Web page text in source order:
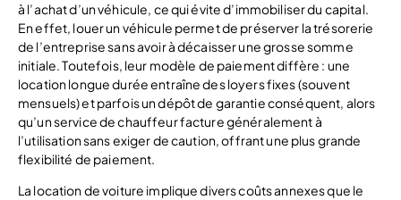
à l’achat d’un véhicule, ce qui évite d’immobiliser du capital.
En effet, louer un véhicule permet de préserver la trésorerie
de l’entreprise sans avoir à décaisser une grosse somme
initiale. Toutefois, leur modèle de paiement diffère : une
location longue durée entraîne des loyers fixes (souvent
mensuels) et parfois un dépôt de garantie conséquent, alors
qu’un service de chauffeur facture généralement à
l’utilisation sans exiger de caution, offrant une plus grande
flexibilité de paiement.
La location de voiture implique divers coûts annexes que le